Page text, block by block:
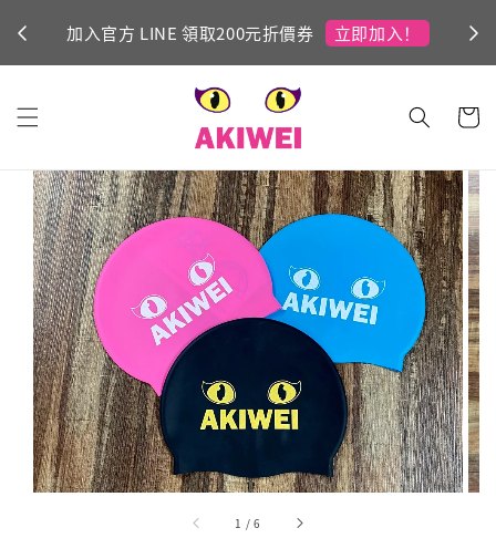
加入官方 LINE 領取200元折價券 立即加入！
1 /6